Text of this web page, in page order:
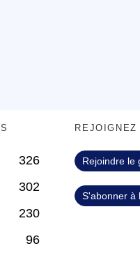
326
302
230
96
REJOIGNEZ
Rejoindre le
S'abonner à